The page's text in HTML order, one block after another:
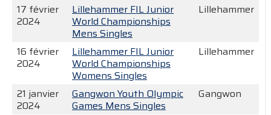
17 février
2024
Lillehammer FIL Junior
World Championships
Mens Singles
Lillehammer
16 février
2024
Lillehammer FIL Junior
World Championships
Womens Singles
Lillehammer
21 janvier
2024
Gangwon Youth Olympic
Games Mens Singles
Gangwon